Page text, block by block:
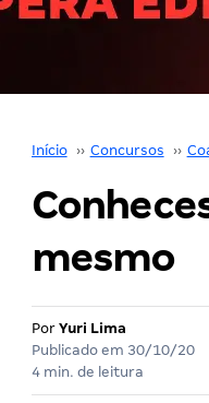
Início ›› Concursos ››
mesmo
Por Yuri Lima
Publicado em 30/10/20
4 min. de leitura